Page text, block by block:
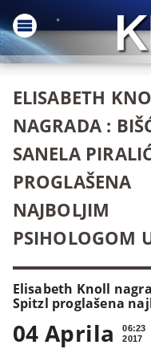
ELISABETH
NAGRADA :
SANELA
PROGLAŠENA
NAJBOLJIM
PSIHOLOGOM
Elisabeth Knoll
Spitzl proglašena
04 Aprila
06:23
2017